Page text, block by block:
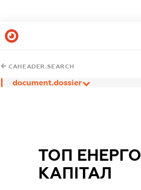
CAHEADER.SEARCH
document.dossier
ТОП ЕНЕРГО
КАПІТАЛ